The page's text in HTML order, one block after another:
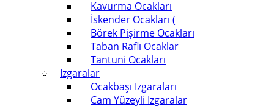
Kavurma Ocakları
İskender Ocakları (
Börek Pişirme Ocakları
Taban Raflı Ocaklar
Tantuni Ocakları
Izgaralar
Ocakbaşı Izgaraları
Cam Yüzeyli Izgaralar